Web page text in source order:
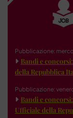
Pubblicazione:
Bandi e
della Repubblica
Pubblicazione:
Bandi e
Ufficiale della